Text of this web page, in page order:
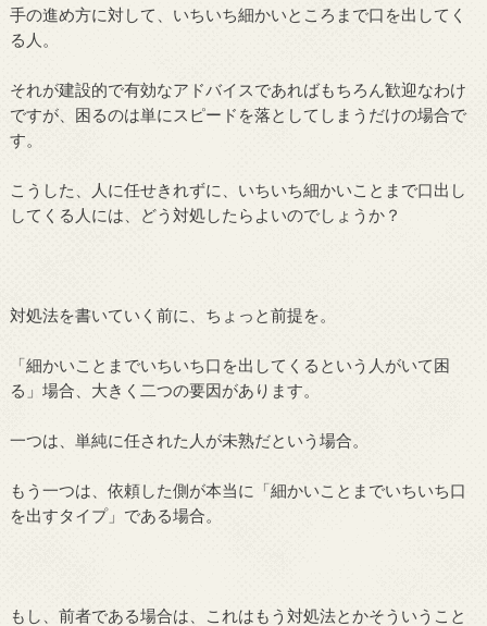
手の進め方に対して、いちいち細かいところまで口を出してく
る人。
それが建設的で有効なアドバイスであればもちろん歓迎なわけ
ですが、困るのは単にスピードを落としてしまうだけの場合で
す。
こうした、人に任せきれずに、いちいち細かいことまで口出し
してくる人には、どう対処したらよいのでしょうか？
対処法を書いていく前に、ちょっと前提を。
「細かいことまでいちいち口を出してくるという人がいて困
る」場合、大きく二つの要因があります。
一つは、単純に任された人が未熟だという場合。
もう一つは、依頼した側が本当に「細かいことまでいちいち口
を出すタイプ」である場合。
もし、前者である場合は、これはもう対処法とかそういうこと